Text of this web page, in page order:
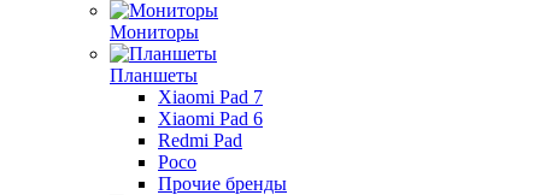
Мониторы
Планшеты
Xiaomi Pad 7
Xiaomi Pad 6
Redmi Pad
Poco
Прочие бренды